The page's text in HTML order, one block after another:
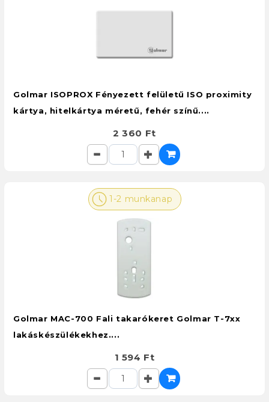
Golmar ISOPROX Fényezett felületű ISO proximity
kártya, hitelkártya méretű, fehér színű....
2 360 Ft
1-2 munkanap
Golmar MAC-700 Fali takarókeret Golmar T-7xx
lakáskészülékekhez....
1 594 Ft